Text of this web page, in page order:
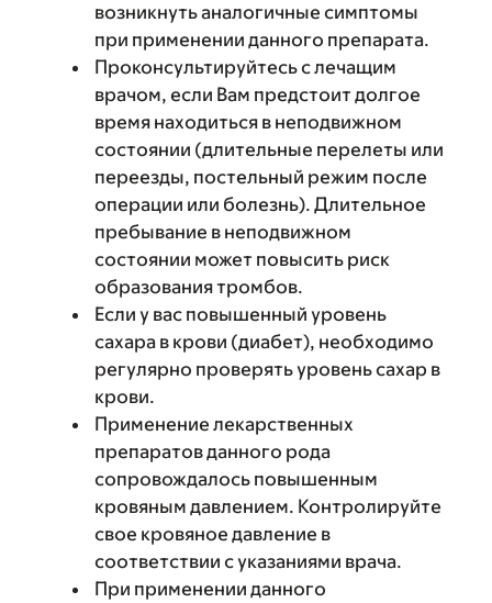
возникнуть аналогичные симптомы
при применении данного препарата.
Проконсультируйтесь с лечащим
врачом, если Вам предстоит долгое
время находиться в неподвижном
состоянии (длительные перелеты или
переезды, постельный режим после
операции или болезнь). Длительное
пребывание в неподвижном
состоянии может повысить риск
образования тромбов.
Если у вас повышенный уровень
сахара в крови (диабет), необходимо
регулярно проверять уровень сахар в
крови.
Применение лекарственных
препаратов данного рода
сопровождалось повышенным
кровяным давлением. Контролируйте
свое кровяное давление в
соответствии с указаниями врача.
При применении данного